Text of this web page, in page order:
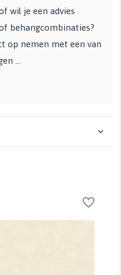
wil je een advies
behangcombinaties?
op nemen met een van
...